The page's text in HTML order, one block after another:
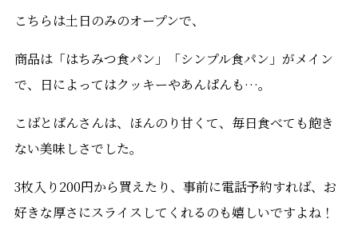
こちらは土日のみのオープンで、
商品は「はちみつ食パン」「シンプル食パン」がメイン
で、日によってはクッキーやあんぱんも…。
こばとぱんさんは、ほんのり甘くて、毎日食べても飽き
ない美味しさでした。
3枚入り200円から買えたり、事前に電話予約すれば、お
好きな厚さにスライスしてくれるのも嬉しいですよね！